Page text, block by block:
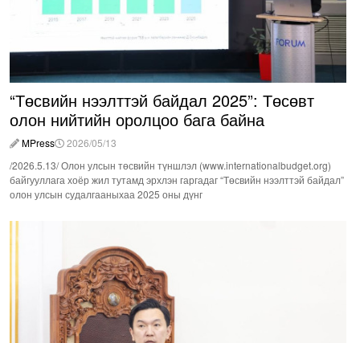
“Төсвийн нээлттэй байдал 2025”: Төсөвт
олон нийтийн оролцоо бага байна
MPress
2026/05/13
/2026.5.13/ Олон улсын төсвийн түншлэл (www.internationalbudget.org)
байгууллага хоёр жил тутамд эрхлэн гаргадаг “Төсвийн нээлттэй байдал”
олон улсын судалгааныхаа 2025 оны дүнг